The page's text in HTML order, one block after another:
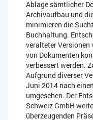
Ablage sämtlicher
Archivaufbau und
minimieren die
Buchhaltung.
veralteter Versionen
von Dokumenten
verbessert werden.
Aufgrund diverser
Juni 2014 nach
umgesehen. Der
Schweiz GmbH
überzeugenden